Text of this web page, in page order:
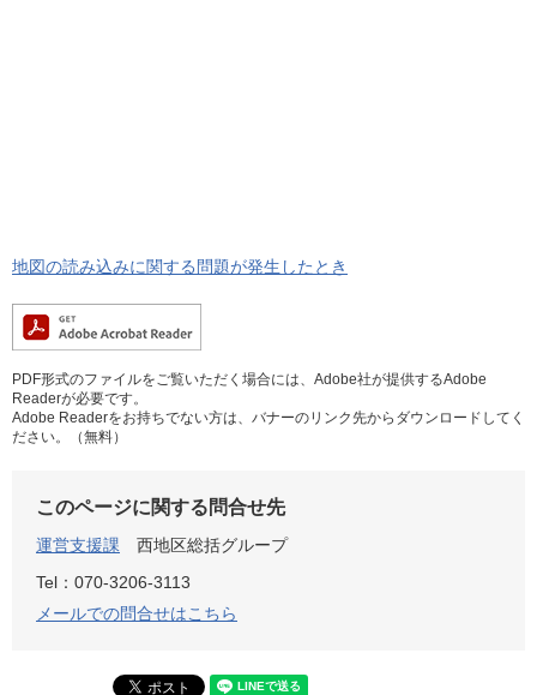
地図の読み込みに関する問題が発生したとき
PDF形式のファイルをご覧いただく場合には、Adobe社が提供するAdobe
Readerが必要です。
Adobe Readerをお持ちでない方は、バナーのリンク先からダウンロードしてく
ださい。（無料）
このページに関する問合せ先
運営支援課
西地区総括グループ
Tel：070-3206-3113
メールでの問合せはこちら